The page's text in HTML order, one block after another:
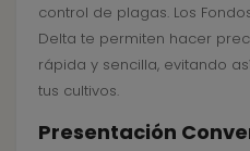
control de plagas. Los
Delta te permiten hacer
rápida y sencilla, evitando
tus cultivos.
Presentación